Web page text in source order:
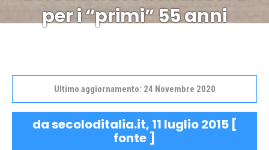
per i “primi” 55 anni
Ultimo aggiornamento: 24 Novembre 2020
da secoloditalia.it, 11 luglio 2015 [
fonte ]